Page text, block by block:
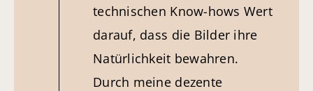
technischen Know-hows Wert
darauf, dass die Bilder ihre
Natürlichkeit bewahren.
Durch meine dezente